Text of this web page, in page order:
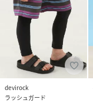
devirock
ラッシュガード